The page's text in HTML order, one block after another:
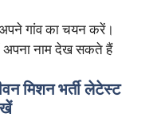
गांव का चयन करें।
अपना नाम देख सकते हैं
मिशन भर्ती लेटेस्ट